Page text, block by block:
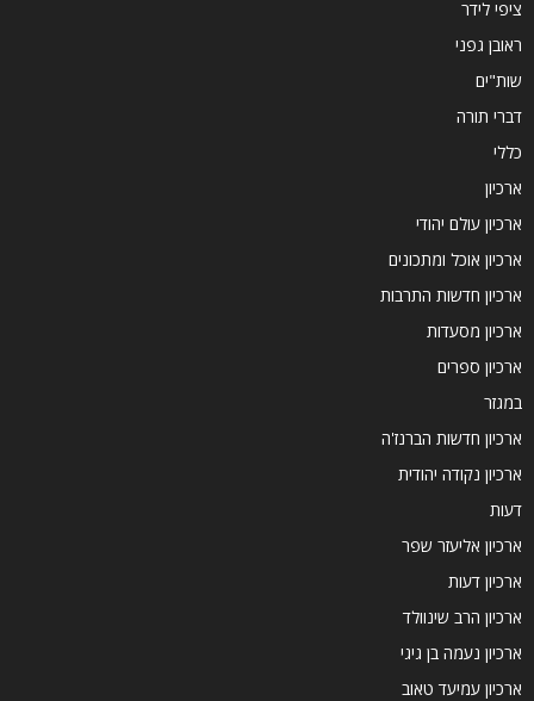
ציפי לידר
ראובן גפני
שות"ים
דברי תורה
כללי
ארכיון
ארכיון עולם יהודי
ארכיון אוכל ומתכונים
ארכיון חדשות התרבות
ארכיון מסעדות
ארכיון ספרים
במגזר
ארכיון חדשות הברנז'ה
ארכיון נקודה יהודית
דעות
ארכיון אליעזר שפר
ארכיון דעות
ארכיון הרב שינוולד
ארכיון נעמה בן גיגי
ארכיון עמיעד טאוב